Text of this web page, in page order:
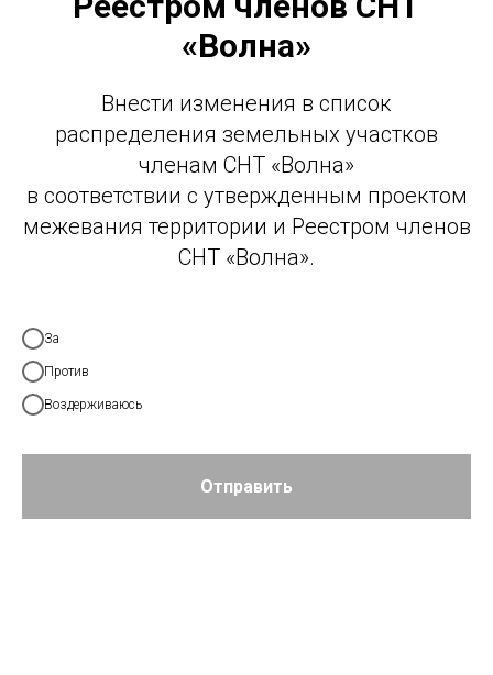
«Волна»
Внести изменения в список
распределения земельных участков
членам СНТ «Волна»
в соответствии с утвержденным проектом
межевания территории и Реестром членов
СНТ «Волна».
За
Против
Воздерживаюсь
Отправить